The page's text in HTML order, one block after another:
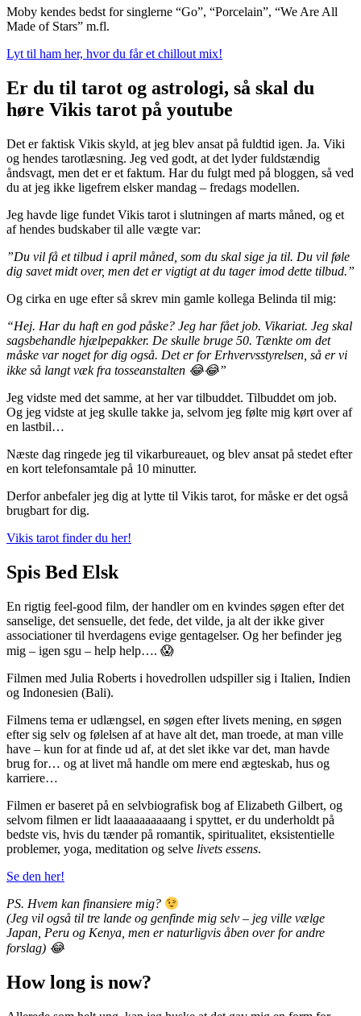
Moby kendes bedst for singlerne “Go”, “Porcelain”, “We Are All
Made of Stars” m.fl.
Lyt til ham her, hvor du får et chillout mix!
Er du til tarot og astrologi, så skal du
høre Vikis tarot på youtube
Det er faktisk Vikis skyld, at jeg blev ansat på fuldtid igen. Ja. Viki
og hendes tarotlæsning. Jeg ved godt, at det lyder fuldstændig
åndsvagt, men det er et faktum. Har du fulgt med på bloggen, så ved
du at jeg ikke ligefrem elsker mandag – fredags modellen.
Jeg havde lige fundet Vikis tarot i slutningen af marts måned, og et
af hendes budskaber til alle vægte var:
”Du vil få et tilbud i april måned, som du skal sige ja til. Du vil føle
dig savet midt over, men det er vigtigt at du tager imod dette tilbud.”
Og cirka en uge efter så skrev min gamle kollega Belinda til mig:
“Hej. Har du haft en god påske? Jeg har fået job. Vikariat. Jeg skal
sagsbehandle hjælpepakker. De skulle bruge 50. Tænkte om det
måske var noget for dig også. Det er for Erhvervsstyrelsen, så er vi
ikke så langt væk fra tosseanstalten 😂😂”
Jeg vidste med det samme, at her var tilbuddet. Tilbuddet om job.
Og jeg vidste at jeg skulle takke ja, selvom jeg følte mig kørt over af
en lastbil…
Næste dag ringede jeg til vikarbureauet, og blev ansat på stedet efter
en kort telefonsamtale på 10 minutter.
Derfor anbefaler jeg dig at lytte til Vikis tarot, for måske er det også
brugbart for dig.
Vikis tarot finder du her!
Spis Bed Elsk
En rigtig feel-good film, der handler om en kvindes søgen efter det
sanselige, det sensuelle, det fede, det vilde, ja alt der ikke giver
associationer til hverdagens evige gentagelser. Og her befinder jeg
mig – igen sgu – help help…. 😱
Filmen med Julia Roberts i hovedrollen udspiller sig i Italien, Indien
og Indonesien (Bali).
Filmens tema er udlængsel, en søgen efter livets mening, en søgen
efter sig selv og følelsen af at have alt det, man troede, at man ville
have – kun for at finde ud af, at det slet ikke var det, man havde
brug for… og at livet må handle om mere end ægteskab, hus og
karriere…
Filmen er baseret på en selvbiografisk bog af Elizabeth Gilbert, og
selvom filmen er lidt laaaaaaaaaang i spyttet, er du underholdt på
bedste vis, hvis du tænder på romantik, spiritualitet, eksistentielle
problemer, yoga, meditation og selve livets essens.
Se den her!
PS. Hvem kan finansiere mig?
(Jeg vil også til tre lande og genfinde mig selv – jeg ville vælge
Japan, Peru og Kenya, men er naturligvis åben over for andre
forslag) 😂
How long is now?